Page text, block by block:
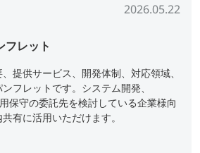
2026.05.22
フレット
提供サービス、開発体制、対応領域、
フレットです。システム開発、
保守の委託先を検討している企業様向
有に活用いただけます。